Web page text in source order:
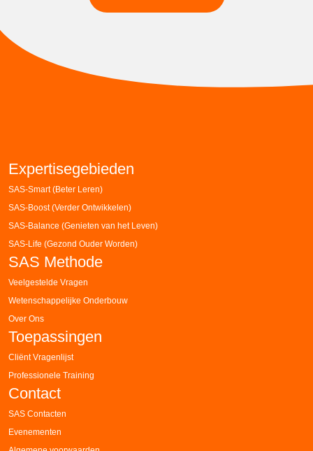
Expertisegebieden
SAS-Smart (Beter Leren)
SAS-Boost (Verder Ontwikkelen)
SAS-Balance (Genieten van het Leven)
SAS-Life (Gezond Ouder Worden)
SAS Methode
Veelgestelde Vragen
Wetenschappelijke Onderbouw
Over Ons
Toepassingen
Cliënt Vragenlijst
Professionele Training
Contact
SAS Contacten
Evenementen